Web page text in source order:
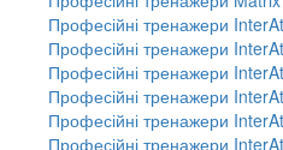
Професійні тренажери
Професійні тренажери
Професійні тренажери
Професійні тренажери
Професійні тренажери
Професійні тренажери